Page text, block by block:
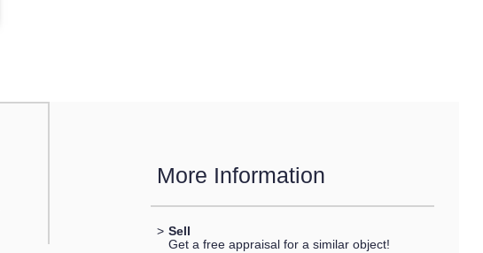
More Information
> Sell
Get a free appraisal for a similar object!